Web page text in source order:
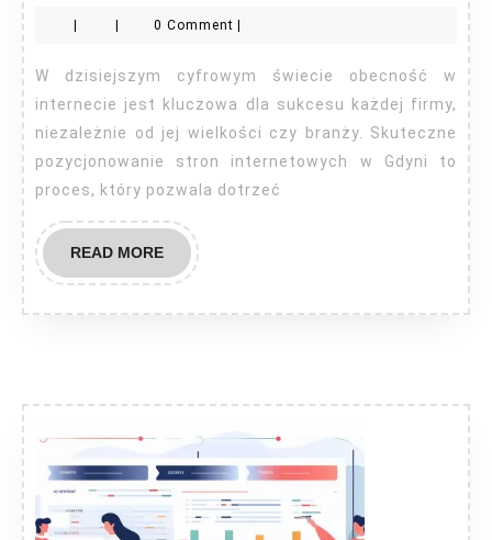
stron
Gdynia
| | 0 Comment |
W dzisiejszym cyfrowym świecie obecność w
internecie jest kluczowa dla sukcesu każdej firmy,
niezależnie od jej wielkości czy branży. Skuteczne
pozycjonowanie stron internetowych w Gdyni to
proces, który pozwala dotrzeć
READ MOREREAD
MORE